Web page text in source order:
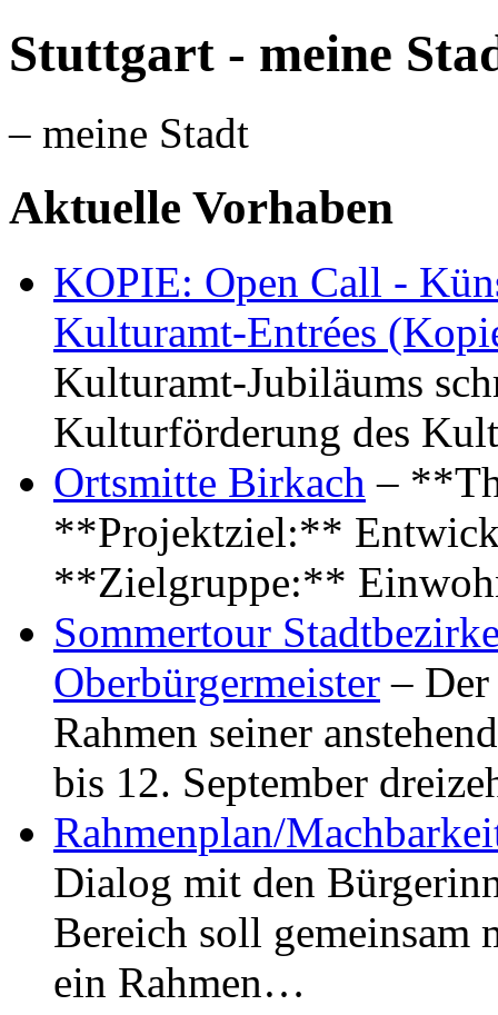
Stuttgart - meine
– meine Stadt
Aktuelle Vorhaben
KOPIE: Open Call -
Kulturamt-Entrées
Kulturamt-Jubiläums
Kulturförderung des
Ortsmitte Birkach –
**Projektziel:**
**Zielgruppe:**
Sommertour
Oberbürgermeister –
Rahmen seiner
bis 12. September
Rahmenplan/
Dialog mit den
Bereich soll gemeinsam
ein Rahmen…